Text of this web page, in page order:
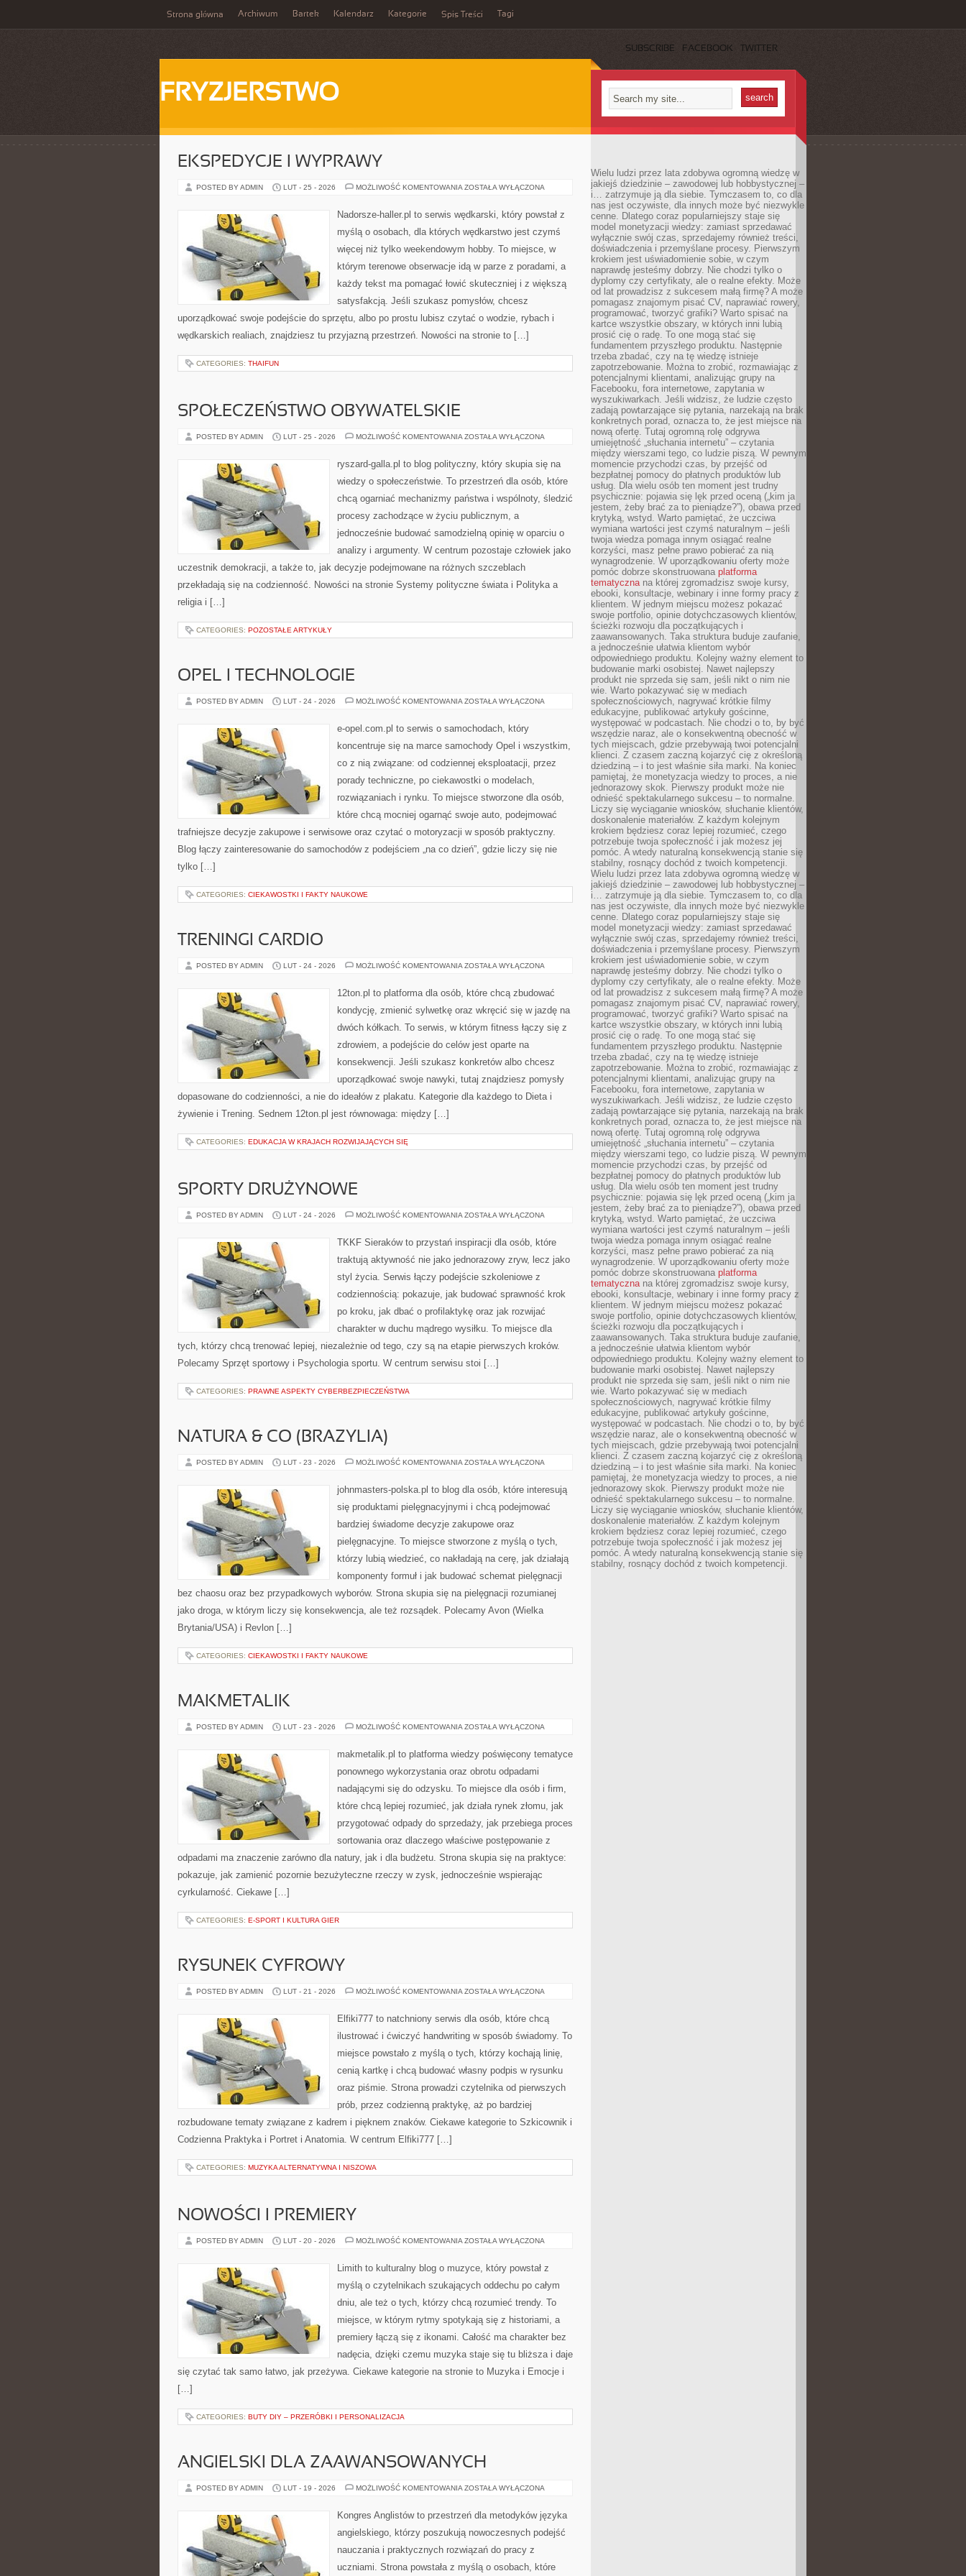
Strona główna Archiwum Bartek Kalendarz Kategorie Spis Treści Tagi
SUBSCRIBE FACEBOOK TWITTER
FRYZJERSTWO
EKSPEDYCJE I WYPRAWY
POSTED BY ADMIN LUT - 25 - 2026 MOŻLIWOŚĆ KOMENTOWANIA EKSPEDYCJE
ZOSTAŁA WYŁĄCZONA
Nadorsze-haller.pl to serwis wędkarski, który powstał z
myślą o osobach, dla których wędkarstwo jest czymś
więcej niż tylko weekendowym hobby. To miejsce, w
którym terenowe obserwacje idą w parze z poradami, a
każdy tekst ma pomagać łowić skuteczniej i z większą
satysfakcją. Jeśli szukasz pomysłów, chcesz
uporządkować swoje podejście do sprzętu, albo po prostu lubisz czytać o wodzie, rybach i
wędkarskich realiach, znajdziesz tu przyjazną przestrzeń. Nowości na stronie to […]
CATEGORIES: THAIFUN
SPOŁECZEŃSTWO OBYWATELSKIE
POSTED BY ADMIN LUT - 25 - 2026 MOŻLIWOŚĆ KOMENTOWANIA SPOŁECZEŃSTWO
ZOSTAŁA WYŁĄCZONA
ryszard-galla.pl to blog polityczny, który skupia się na
wiedzy o społeczeństwie. To przestrzeń dla osób, które
chcą ogarniać mechanizmy państwa i wspólnoty, śledzić
procesy zachodzące w życiu publicznym, a
jednocześnie budować samodzielną opinię w oparciu o
analizy i argumenty. W centrum pozostaje człowiek jako
uczestnik demokracji, a także to, jak decyzje podejmowane na różnych szczeblach
przekładają się na codzienność. Nowości na stronie Systemy polityczne świata i Polityka a
religia i […]
CATEGORIES: POZOSTAŁE ARTYKUŁY
OPEL I TECHNOLOGIE
POSTED BY ADMIN LUT - 24 - 2026 MOŻLIWOŚĆ KOMENTOWANIA OPEL
ZOSTAŁA WYŁĄCZONA
e-opel.com.pl to serwis o samochodach, który
koncentruje się na marce samochody Opel i wszystkim,
co z nią związane: od codziennej eksploatacji, przez
porady techniczne, po ciekawostki o modelach,
rozwiązaniach i rynku. To miejsce stworzone dla osób,
które chcą mocniej ogarnąć swoje auto, podejmować
trafniejsze decyzje zakupowe i serwisowe oraz czytać o motoryzacji w sposób praktyczny.
Blog łączy zainteresowanie do samochodów z podejściem „na co dzień”, gdzie liczy się nie
tylko […]
CATEGORIES: CIEKAWOSTKI I FAKTY NAUKOWE
TRENINGI CARDIO
POSTED BY ADMIN LUT - 24 - 2026 MOŻLIWOŚĆ KOMENTOWANIA TRENINGI
ZOSTAŁA WYŁĄCZONA
12ton.pl to platforma dla osób, które chcą zbudować
kondycję, zmienić sylwetkę oraz wkręcić się w jazdę na
dwóch kółkach. To serwis, w którym fitness łączy się z
zdrowiem, a podejście do celów jest oparte na
konsekwencji. Jeśli szukasz konkretów albo chcesz
uporządkować swoje nawyki, tutaj znajdziesz pomysły
dopasowane do codzienności, a nie do ideałów z plakatu. Kategorie dla każdego to Dieta i
żywienie i Trening. Sednem 12ton.pl jest równowaga: między […]
CATEGORIES: EDUKACJA W KRAJACH ROZWIJAJĄCYCH SIĘ
SPORTY DRUŻYNOWE
POSTED BY ADMIN LUT - 24 - 2026 MOŻLIWOŚĆ KOMENTOWANIA SPORTY
ZOSTAŁA WYŁĄCZONA
TKKF Sieraków to przystań inspiracji dla osób, które
traktują aktywność nie jako jednorazowy zryw, lecz jako
styl życia. Serwis łączy podejście szkoleniowe z
codziennością: pokazuje, jak budować sprawność krok
po kroku, jak dbać o profilaktykę oraz jak rozwijać
charakter w duchu mądrego wysiłku. To miejsce dla
tych, którzy chcą trenować lepiej, niezależnie od tego, czy są na etapie pierwszych kroków.
Polecamy Sprzęt sportowy i Psychologia sportu. W centrum serwisu stoi […]
CATEGORIES: PRAWNE ASPEKTY CYBERBEZPIECZEŃSTWA
NATURA & CO (BRAZYLIA)
POSTED BY ADMIN LUT - 23 - 2026 MOŻLIWOŚĆ KOMENTOWANIA NATURA
(BRAZYLIA)
ZOSTAŁA WYŁĄCZONA
johnmasters-polska.pl to blog dla osób, które interesują
się produktami pielęgnacyjnymi i chcą podejmować
bardziej świadome decyzje zakupowe oraz
pielęgnacyjne. To miejsce stworzone z myślą o tych,
którzy lubią wiedzieć, co nakładają na cerę, jak działają
komponenty formuł i jak budować schemat pielęgnacji
bez chaosu oraz bez przypadkowych wyborów. Strona skupia się na pielęgnacji rozumianej
jako droga, w którym liczy się konsekwencja, ale też rozsądek. Polecamy Avon (Wielka
Brytania/USA) i Revlon […]
CATEGORIES: CIEKAWOSTKI I FAKTY NAUKOWE
MAKMETALIK
POSTED BY ADMIN LUT - 23 - 2026 MOŻLIWOŚĆ KOMENTOWANIA MAKMETALIK
ZOSTAŁA WYŁĄCZONA
makmetalik.pl to platforma wiedzy poświęcony tematyce
ponownego wykorzystania oraz obrotu odpadami
nadającymi się do odzysku. To miejsce dla osób i firm,
które chcą lepiej rozumieć, jak działa rynek złomu, jak
przygotować odpady do sprzedaży, jak przebiega proces
sortowania oraz dlaczego właściwe postępowanie z
odpadami ma znaczenie zarówno dla natury, jak i dla budżetu. Strona skupia się na praktyce:
pokazuje, jak zamienić pozornie bezużyteczne rzeczy w zysk, jednocześnie wspierając
cyrkularność. Ciekawe […]
CATEGORIES: E-SPORT I KULTURA GIER
RYSUNEK CYFROWY
POSTED BY ADMIN LUT - 21 - 2026 MOŻLIWOŚĆ KOMENTOWANIA RYSUNEK
ZOSTAŁA WYŁĄCZONA
Elfiki777 to natchniony serwis dla osób, które chcą
ilustrować i ćwiczyć handwriting w sposób świadomy. To
miejsce powstało z myślą o tych, którzy kochają linię,
cenią kartkę i chcą budować własny podpis w rysunku
oraz piśmie. Strona prowadzi czytelnika od pierwszych
prób, przez codzienną praktykę, aż po bardziej
rozbudowane tematy związane z kadrem i pięknem znaków. Ciekawe kategorie to Szkicownik i
Codzienna Praktyka i Portret i Anatomia. W centrum Elfiki777 […]
CATEGORIES: MUZYKA ALTERNATYWNA I NISZOWA
NOWOŚCI I PREMIERY
POSTED BY ADMIN LUT - 20 - 2026 MOŻLIWOŚĆ KOMENTOWANIA NOWOŚCI
ZOSTAŁA WYŁĄCZONA
Limith to kulturalny blog o muzyce, który powstał z
myślą o czytelnikach szukających oddechu po całym
dniu, ale też o tych, którzy chcą rozumieć trendy. To
miejsce, w którym rytmy spotykają się z historiami, a
premiery łączą się z ikonami. Całość ma charakter bez
nadęcia, dzięki czemu muzyka staje się tu bliższa i daje
się czytać tak samo łatwo, jak przeżywa. Ciekawe kategorie na stronie to Muzyka i Emocje i
[…]
CATEGORIES: BUTY DIY – PRZERÓBKI I PERSONALIZACJA
ANGIELSKI DLA ZAAWANSOWANYCH
POSTED BY ADMIN LUT - 19 - 2026 MOŻLIWOŚĆ KOMENTOWANIA ANGIELSKI
ZOSTAŁA WYŁĄCZONA
Kongres Anglistów to przestrzeń dla metodyków języka
angielskiego, którzy poszukują nowoczesnych podejść
nauczania i praktycznych rozwiązań do pracy z
uczniami. Strona powstała z myślą o osobach, które
Wielu ludzi przez lata zdobywa ogromną wiedzę w
jakiejś dziedzinie – zawodowej lub hobbystycznej –
i… zatrzymuje ją dla siebie. Tymczasem to, co dla
nas jest oczywiste, dla innych może być niezwykle
cenne. Dlatego coraz popularniejszy staje się
model monetyzacji wiedzy: zamiast sprzedawać
wyłącznie swój czas, sprzedajemy również treści,
doświadczenia i przemyślane procesy. Pierwszym
krokiem jest uświadomienie sobie, w czym
naprawdę jesteśmy dobrzy. Nie chodzi tylko o
dyplomy czy certyfikaty, ale o realne efekty. Może
od lat prowadzisz z sukcesem małą firmę? A może
pomagasz znajomym pisać CV, naprawiać rowery,
programować, tworzyć grafiki? Warto spisać na
kartce wszystkie obszary, w których inni lubią
prosić cię o radę. To one mogą stać się
fundamentem przyszłego produktu. Następnie
trzeba zbadać, czy na tę wiedzę istnieje
zapotrzebowanie. Można to zrobić, rozmawiając z
potencjalnymi klientami, analizując grupy na
Facebooku, fora internetowe, zapytania w
wyszukiwarkach. Jeśli widzisz, że ludzie często
zadają powtarzające się pytania, narzekają na brak
konkretnych porad, oznacza to, że jest miejsce na
nową ofertę. Tutaj ogromną rolę odgrywa
umiejętność „słuchania internetu” – czytania
między wierszami tego, co ludzie piszą. W pewnym
momencie przychodzi czas, by przejść od
bezpłatnej pomocy do płatnych produktów lub
usług. Dla wielu osób ten moment jest trudny
psychicznie: pojawia się lęk przed oceną („kim ja
jestem, żeby brać za to pieniądze?”), obawa przed
krytyką, wstyd. Warto pamiętać, że uczciwa
wymiana wartości jest czymś naturalnym – jeśli
twoja wiedza pomaga innym osiągać realne
korzyści, masz pełne prawo pobierać za nią
wynagrodzenie. W uporządkowaniu oferty może
pomóc dobrze skonstruowana platforma
tematycznana której zgromadzisz swoje kursy,
ebooki, konsultacje, webinary i inne formy pracy z
klientem. W jednym miejscu możesz pokazać
swoje portfolio, opinie dotychczasowych klientów,
ścieżki rozwoju dla początkujących i
zaawansowanych. Taka struktura buduje zaufanie,
a jednocześnie ułatwia klientom wybór
odpowiedniego produktu. Kolejny ważny element to
budowanie marki osobistej. Nawet najlepszy
produkt nie sprzeda się sam, jeśli nikt o nim nie
wie. Warto pokazywać się w mediach
społecznościowych, nagrywać krótkie filmy
edukacyjne, publikować artykuły gościnne,
występować w podcastach. Nie chodzi o to, by być
wszędzie naraz, ale o konsekwentną obecność w
tych miejscach, gdzie przebywają twoi potencjalni
klienci. Z czasem zaczną kojarzyć cię z określoną
dziedziną – i to jest właśnie siła marki. Na koniec
pamiętaj, że monetyzacja wiedzy to proces, a nie
jednorazowy skok. Pierwszy produkt może nie
odnieść spektakularnego sukcesu – to normalne.
Liczy się wyciąganie wniosków, słuchanie klientów,
doskonalenie materiałów. Z każdym kolejnym
krokiem będziesz coraz lepiej rozumieć, czego
potrzebuje twoja społeczność i jak możesz jej
pomóc. A wtedy naturalną konsekwencją stanie się
stabilny, rosnący dochód z twoich kompetencji.
Wielu ludzi przez lata zdobywa ogromną wiedzę w
jakiejś dziedzinie – zawodowej lub hobbystycznej –
i… zatrzymuje ją dla siebie. Tymczasem to, co dla
nas jest oczywiste, dla innych może być niezwykle
cenne. Dlatego coraz popularniejszy staje się
model monetyzacji wiedzy: zamiast sprzedawać
wyłącznie swój czas, sprzedajemy również treści,
doświadczenia i przemyślane procesy. Pierwszym
krokiem jest uświadomienie sobie, w czym
naprawdę jesteśmy dobrzy. Nie chodzi tylko o
dyplomy czy certyfikaty, ale o realne efekty. Może
od lat prowadzisz z sukcesem małą firmę? A może
pomagasz znajomym pisać CV, naprawiać rowery,
programować, tworzyć grafiki? Warto spisać na
kartce wszystkie obszary, w których inni lubią
prosić cię o radę. To one mogą stać się
fundamentem przyszłego produktu. Następnie
trzeba zbadać, czy na tę wiedzę istnieje
zapotrzebowanie. Można to zrobić, rozmawiając z
potencjalnymi klientami, analizując grupy na
Facebooku, fora internetowe, zapytania w
wyszukiwarkach. Jeśli widzisz, że ludzie często
zadają powtarzające się pytania, narzekają na brak
konkretnych porad, oznacza to, że jest miejsce na
nową ofertę. Tutaj ogromną rolę odgrywa
umiejętność „słuchania internetu” – czytania
między wierszami tego, co ludzie piszą. W pewnym
momencie przychodzi czas, by przejść od
bezpłatnej pomocy do płatnych produktów lub
usług. Dla wielu osób ten moment jest trudny
psychicznie: pojawia się lęk przed oceną („kim ja
jestem, żeby brać za to pieniądze?”), obawa przed
krytyką, wstyd. Warto pamiętać, że uczciwa
wymiana wartości jest czymś naturalnym – jeśli
twoja wiedza pomaga innym osiągać realne
korzyści, masz pełne prawo pobierać za nią
wynagrodzenie. W uporządkowaniu oferty może
pomóc dobrze skonstruowana platforma
tematycznana której zgromadzisz swoje kursy,
ebooki, konsultacje, webinary i inne formy pracy z
klientem. W jednym miejscu możesz pokazać
swoje portfolio, opinie dotychczasowych klientów,
ścieżki rozwoju dla początkujących i
zaawansowanych. Taka struktura buduje zaufanie,
a jednocześnie ułatwia klientom wybór
odpowiedniego produktu. Kolejny ważny element to
budowanie marki osobistej. Nawet najlepszy
produkt nie sprzeda się sam, jeśli nikt o nim nie
wie. Warto pokazywać się w mediach
społecznościowych, nagrywać krótkie filmy
edukacyjne, publikować artykuły gościnne,
występować w podcastach. Nie chodzi o to, by być
wszędzie naraz, ale o konsekwentną obecność w
tych miejscach, gdzie przebywają twoi potencjalni
klienci. Z czasem zaczną kojarzyć cię z określoną
dziedziną – i to jest właśnie siła marki. Na koniec
pamiętaj, że monetyzacja wiedzy to proces, a nie
jednorazowy skok. Pierwszy produkt może nie
odnieść spektakularnego sukcesu – to normalne.
Liczy się wyciąganie wniosków, słuchanie klientów,
doskonalenie materiałów. Z każdym kolejnym
krokiem będziesz coraz lepiej rozumieć, czego
potrzebuje twoja społeczność i jak możesz jej
pomóc. A wtedy naturalną konsekwencją stanie się
stabilny, rosnący dochód z twoich kompetencji.